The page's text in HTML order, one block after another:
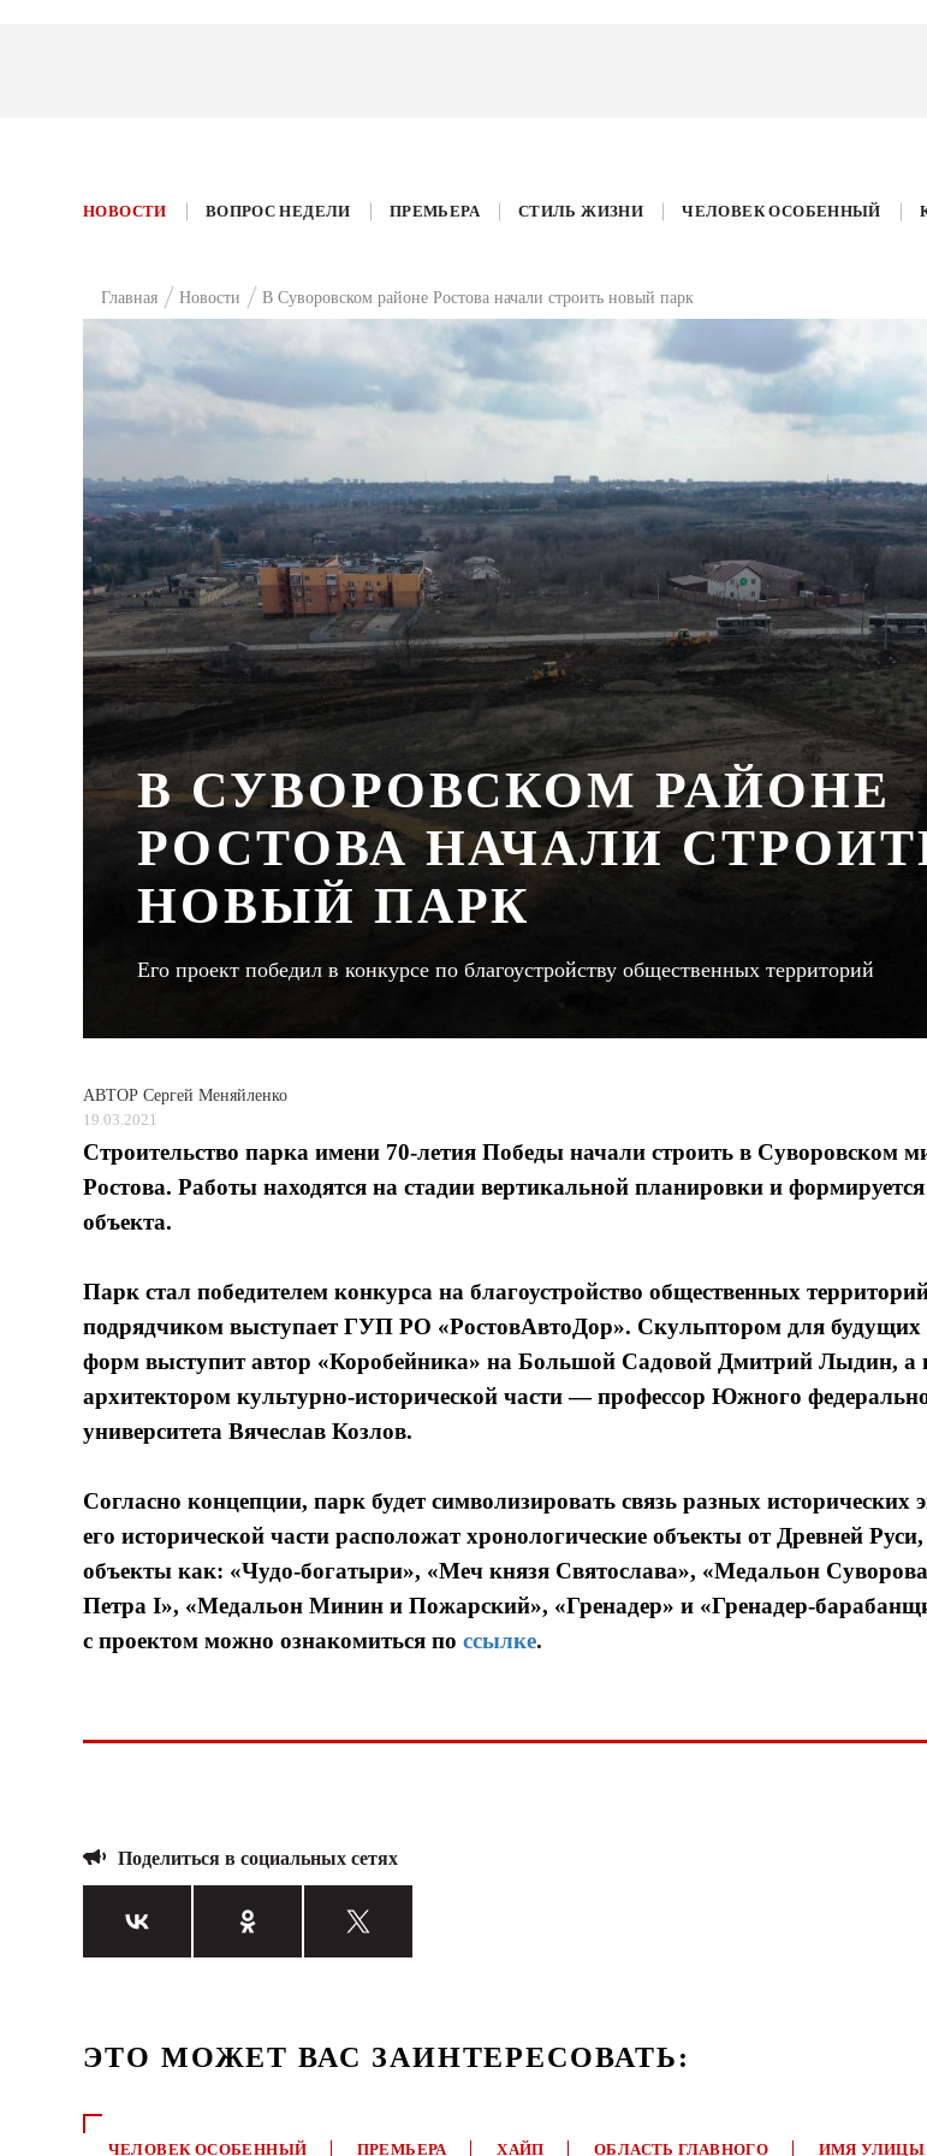
НОВОСТИ ВОПРОС НЕДЕЛИ ПРЕМЬЕРА СТИЛЬ ЖИЗНИ ЧЕЛОВЕК ОСОБЕННЫЙ
Главная Новости В Суворовском районе Ростова начали строить новый парк
В СУВОРОВСКОМ РАЙОНЕ
РОСТОВА НАЧАЛИ
НОВЫЙ ПАРК
Его проект победил в конкурсе по благоустройству общественных территорий
АВТОР Сергей Меняйленко
19.03.2021
Строительство парка имени 70-летия Победы начали строить в Суворовском
Ростова. Работы находятся на стадии вертикальной планировки и формируется
объекта.
Парк стал победителем конкурса на благоустройство общественных
подрядчиком выступает ГУП РО «РостовАвтоДор». Скульптором для будущих
форм выступит автор «Коробейника» на Большой Садовой Дмитрий Лыдин, а
архитектором культурно-исторической части — профессор Южного
университета Вячеслав Козлов.
Согласно концепции, парк будет символизировать связь разных исторических
его исторической части расположат хронологические объекты от Древней
объекты как: «Чудо-богатыри», «Меч князя Святослава», «Медальон
Петра I», «Медальон Минин и Пожарский», «Гренадер» и «Гренадер-
с проектом можно ознакомиться по ссылке.
Поделиться в социальных сетях
ЭТО МОЖЕТ ВАС ЗАИНТЕРЕСОВАТЬ:
ЧЕЛОВЕК ОСОБЕННЫЙ ПРЕМЬЕРА ХАЙП ОБЛАСТЬ ГЛАВНОГО ИМЯ УЛИЦЫ